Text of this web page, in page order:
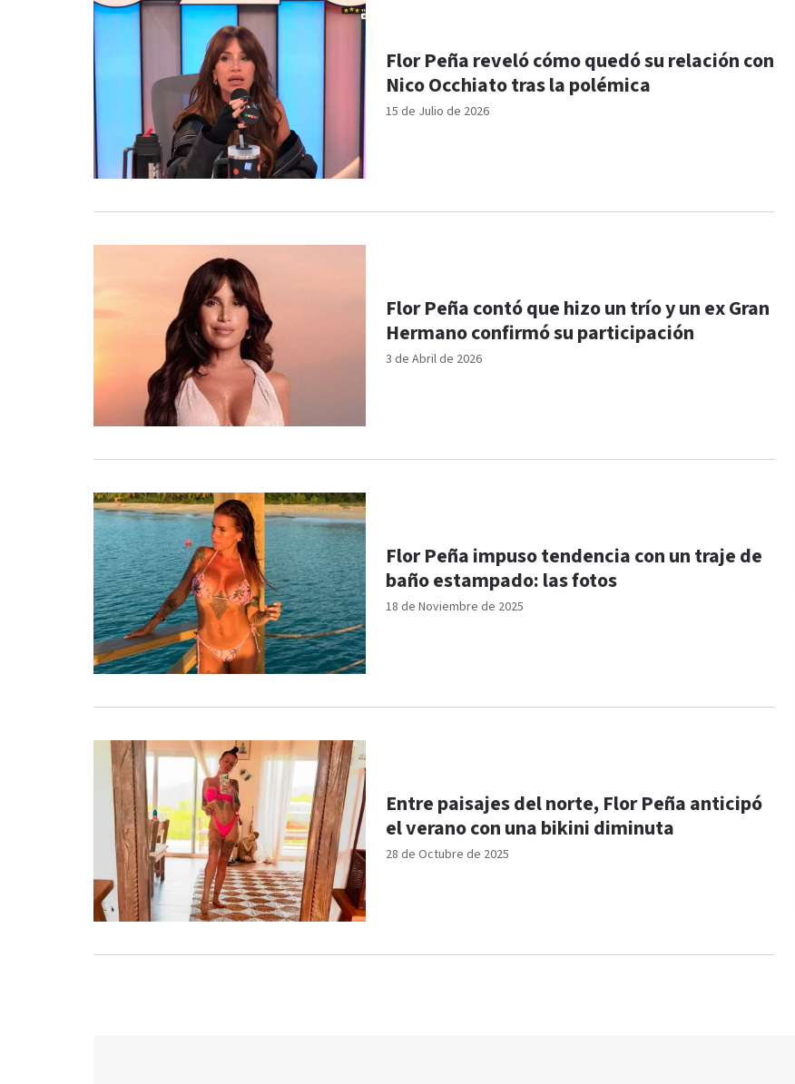
15 de Julio de 2026
Flor Peña reveló cómo quedó su relación con
Nico Occhiato tras la polémica
3 de Abril de 2026
Flor Peña contó que hizo un trío y un ex Gran
Hermano confirmó su participación
18 de Noviembre de 2025
Flor Peña impuso tendencia con un traje de
baño estampado: las fotos
28 de Octubre de 2025
Entre paisajes del norte, Flor Peña anticipó
el verano con una bikini diminuta